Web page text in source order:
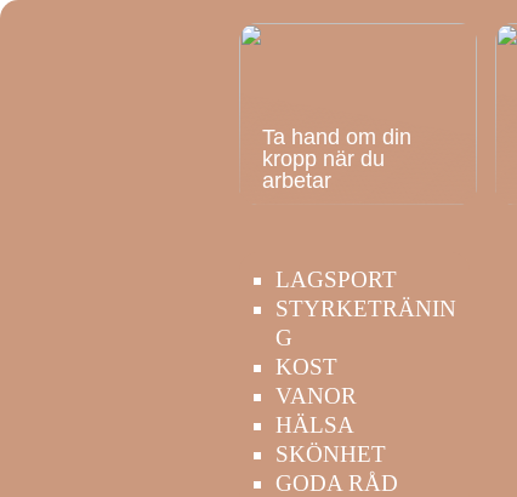
Ta hand om din
kropp när du
arbetar
LAGSPORT
STYRKETRÄNIN
G
KOST
VANOR
HÄLSA
SKÖNHET
GODA RÅD